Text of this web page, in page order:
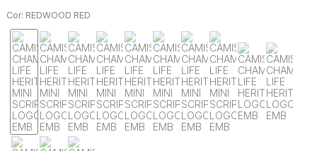
Cor: REDWOOD RED